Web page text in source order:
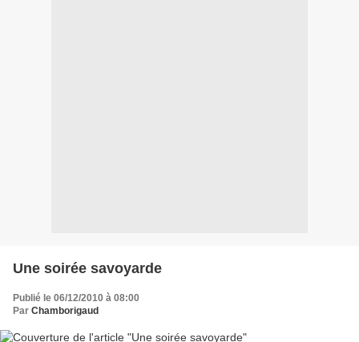
Une soirée savoyarde
Publié le 06/12/2010 à 08:00
Par Chamborigaud